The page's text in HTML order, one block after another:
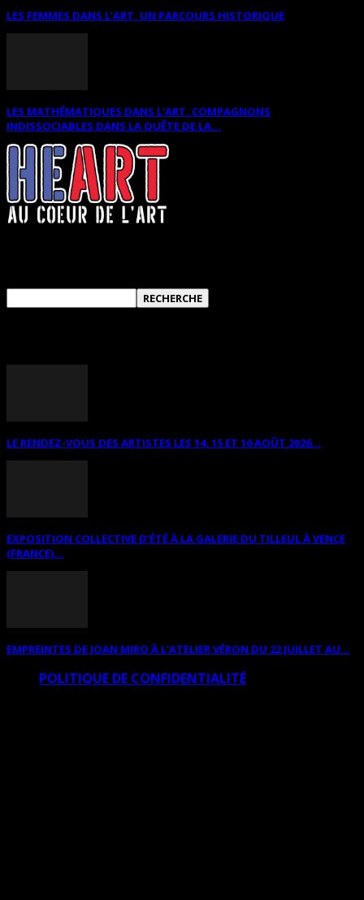
LES FEMMES DANS L’ART. UN PARCOURS HISTORIQUE
LES MATHÉMATIQUES DANS L’ART. COMPAGNONS
INDISSOCIABLES DANS LA QUÊTE DE LA...
LE RENDEZ-VOUS DES ARTISTES LES 14, 15 ET 16 AOÛT 2026...
EXPOSITION COLLECTIVE D’ÉTÉ À LA GALERIE DU TILLEUL À VENCE
(FRANCE)...
EMPREINTES DE JOAN MIRO À L’ATELIER VÉRON DU 22 JUILLET AU...
POLITIQUE DE CONFIDENTIALITÉ